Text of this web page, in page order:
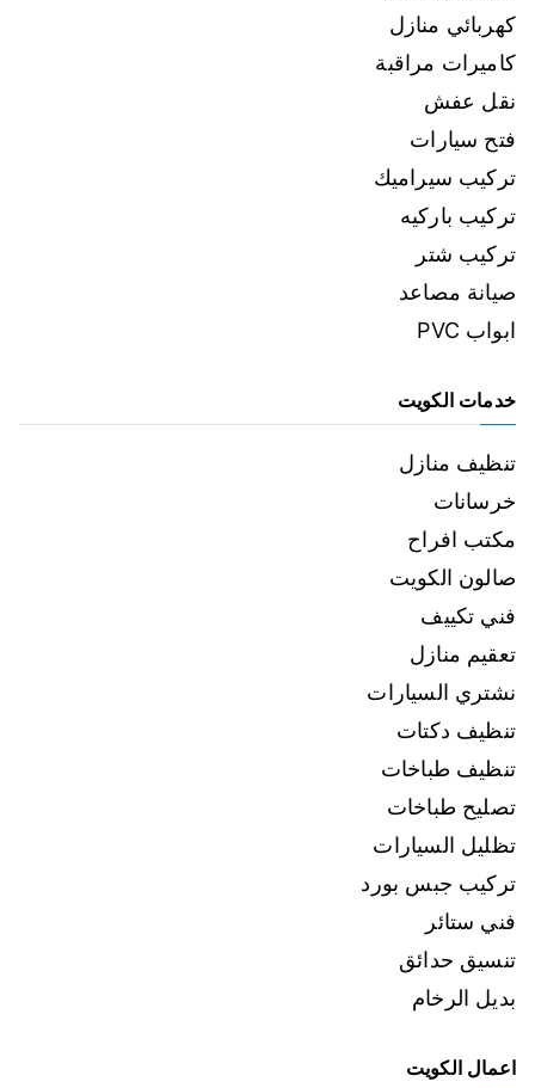
كهربائي منازل
كاميرات مراقبة
نقل عفش
فتح سيارات
تركيب سيراميك
تركيب باركيه
تركيب شتر
صيانة مصاعد
ابواب PVC
خدمات الكويت
تنظيف منازل
خرسانات
مكتب افراح
صالون الكويت
فني تكييف
تعقيم منازل
نشتري السيارات
تنظيف دكتات
تنظيف طباخات
تصليح طباخات
تظليل السيارات
تركيب جبس بورد
فني ستائر
تنسيق حدائق
بديل الرخام
اعمال الكويت